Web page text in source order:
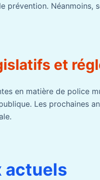
prévention. Néanmoins,
et
en matière de police
Les prochaines
actuels